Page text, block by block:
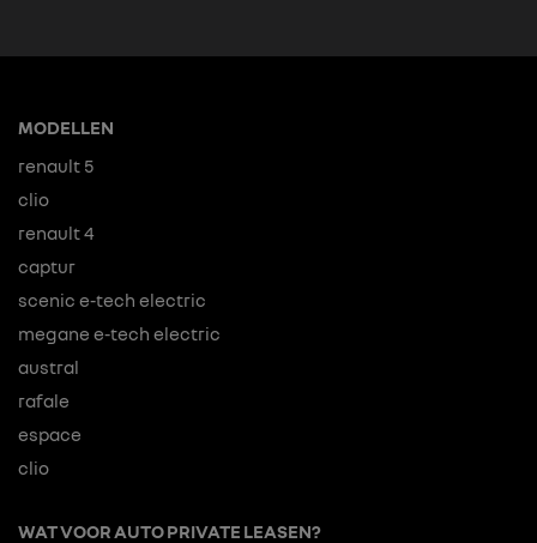
MODELLEN
renault 5
clio
renault 4
captur
scenic e-tech electric
megane e-tech electric
austral
rafale
espace
clio
WAT VOOR AUTO PRIVATE LEASEN?